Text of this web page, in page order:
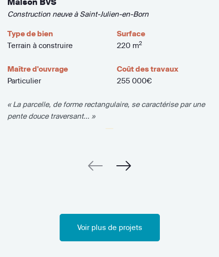
Construction neuve à Saint-Julien-en-Born
Type de bien
Terrain à construire
Surface
220 m2
Maître d'ouvrage
Particulier
Coût des travaux
255 000€
« La parcelle, de forme rectangulaire, se caractérise par une
pente douce traversant... »
Voir plus de projets